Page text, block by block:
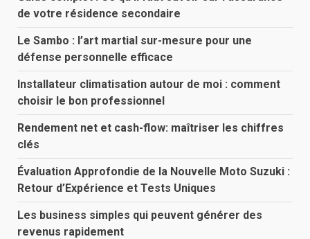
de votre résidence secondaire
Le Sambo : l’art martial sur-mesure pour une
défense personnelle efficace
Installateur climatisation autour de moi : comment
choisir le bon professionnel
Rendement net et cash-flow: maîtriser les chiffres
clés
Évaluation Approfondie de la Nouvelle Moto Suzuki :
Retour d’Expérience et Tests Uniques
Les business simples qui peuvent générer des
revenus rapidement